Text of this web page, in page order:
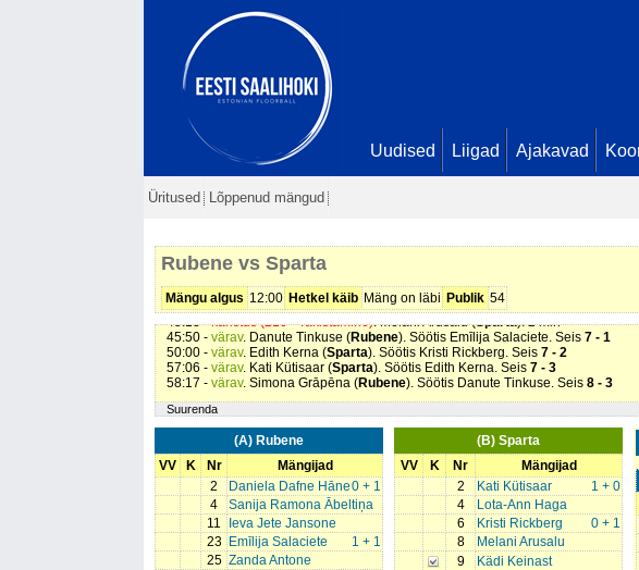
Uudised Liigad Ajakavad
Üritused Lõppenud mängud
Rubene vs Sparta
Mängu algus 12:00 Hetkel käib Mäng on läbi Publik 54
08:15 -värav. Danute Tinkuse (
27:44 -värav. Simona Grāpēna (Rubene). Seis3 - 1
29:57 -värav. Danute Tinkuse (
. Simona Grāpēna (
41:03 -karistus (217 - Korduvad vead). Danute Tinkuse (Rubene
43:00 -värav. Emīlija Salaciete (Rubene). Seis6 - 1
45:13 -karistus (210 - Takistamine). Melani Arusalu (Sparta). 2 min
45:50 - värav. Danute Tinkuse (Rubene). Söötis Emīlija Salaciete. Seis 7 - 1
50:00 - värav. Edith Kerna (Sparta). Söötis Kristi Rickberg. Seis 7 - 2
57:06 - värav. Kati Kütisaar (Sparta). Söötis Edith Kerna. Seis 7 - 3
58:17 - värav. Simona Grāpēna (Rubene). Söötis Danute Tinkuse. Seis 8 - 3
Suurenda
(A) Rubene
VV
K Nr
Mängijad
2
0 + 1
Daniela Dafne Hāne
4
Sanija Ramona Ābeltiņa
11
Ieva Jete Jansone
23
1 + 1
Emīlija Salaciete
25 Zanda Antone
(B) Sparta
VV
K Nr
Mängijad
2
1 + 0
Kati Kütisaar
4
Lota-Ann Haga
6
0 + 1
Kristi Rickberg
8
Melani Arusalu
9
Kädi Keinast